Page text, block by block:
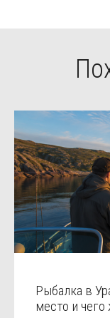
Рыбалка в
место и чего